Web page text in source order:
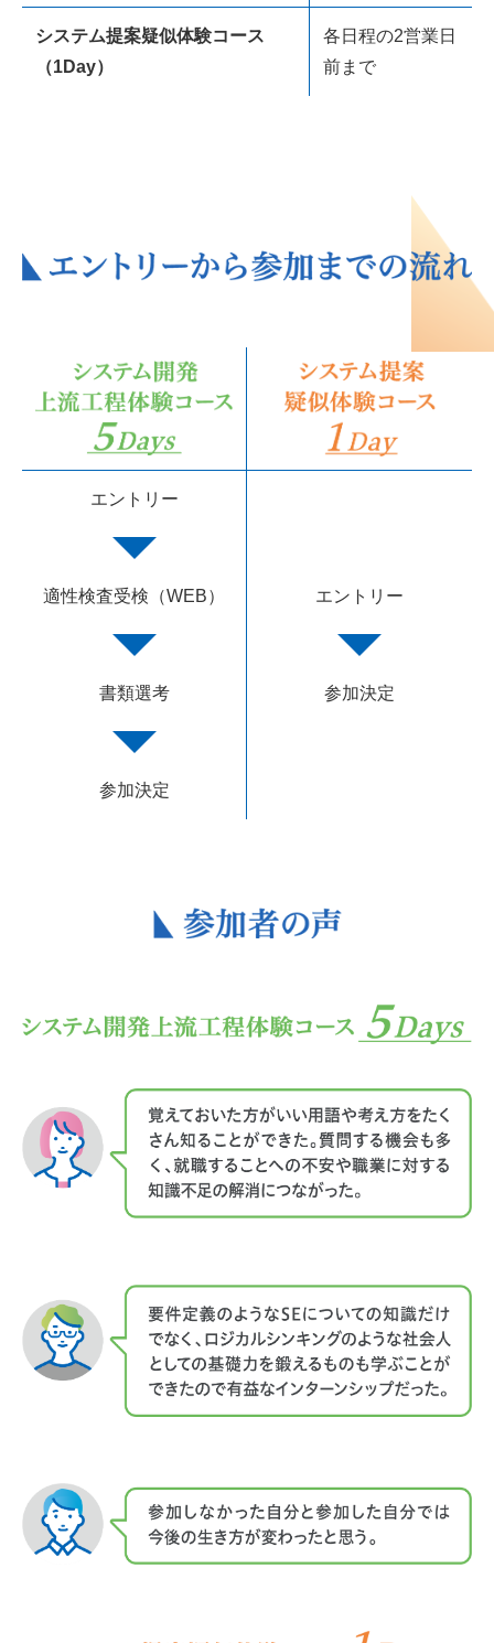
システム提案疑似体験コース
（1Day）
各日程の2営業日
前まで
エントリー
適性検査受検（WEB）
書類選考
参加決定
エントリー
参加決定